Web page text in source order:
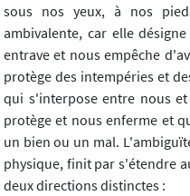
sous nos yeux, à nos
ambivalente, car elle
entrave et nous empêche
protège des intempéries et
qui s'interpose entre nous
protège et nous enferme et
un bien ou un mal.
physique, finit par s'étendre
deux directions distinctes :